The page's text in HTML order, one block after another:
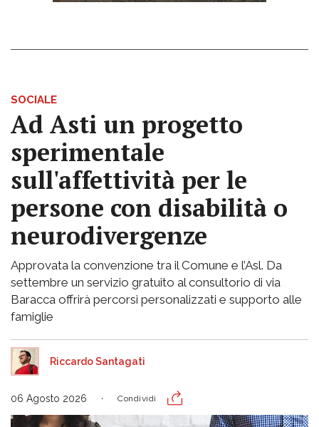
SOCIALE
Ad Asti un progetto
sperimentale
sull'affettività per le
persone con disabilità o
neurodivergenze
Approvata la convenzione tra il Comune e l’Asl. Da
settembre un servizio gratuito al consultorio di via
Baracca offrirà percorsi personalizzati e supporto alle
famiglie
Riccardo Santagati
06 Agosto 2026 Condividi